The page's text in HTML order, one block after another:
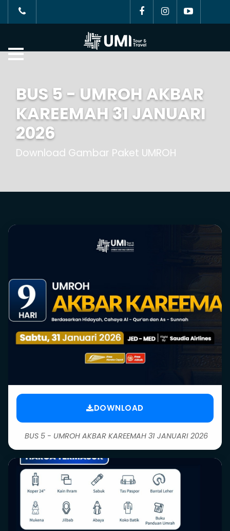
BUS 5 - UMROH AKBAR
KAREEMAH 31 JANUARI
2026
Download Gambar Paket UMROH
DOWNLOAD
BUS 5 - UMROH AKBAR KAREEMAH 31 JANUARI 2026